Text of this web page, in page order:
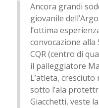
Ancora grandi
giovanile
l’ottima
convocazione alla
CQR (centro di
il palleggiatore
L’atleta, cresciuto
sotto l’ala
Giacchetti, veste